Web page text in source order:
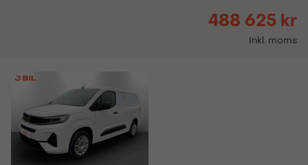
488 625 kr
Inkl. moms